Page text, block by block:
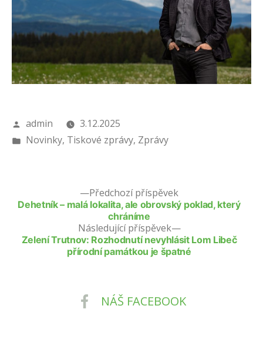
Autor
admin
3.12.2025
Publikováno
Novinky, Tiskové zprávy, Zprávy
Předchozí příspěvek
Dehetník – malá lokalita, ale obrovský poklad, který
chráníme
Následující příspěvek
Zelení Trutnov: Rozhodnutí nevyhlásit Lom Libeč
přírodní památkou je špatné
NÁŠ FACEBOOK